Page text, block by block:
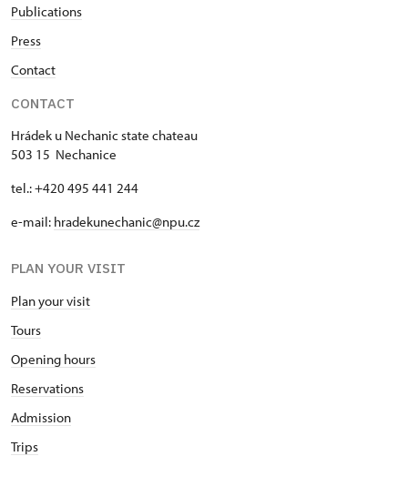
Publications
Press
Contact
CONTACT
Hrádek u Nechanic state chateau
503 15 Nechanice
tel.: +420 495 441 244
e-mail: hradekunechanic@npu.cz
PLAN YOUR VISIT
Plan your visit
Tours
Opening hours
Reservations
Admission
Trips